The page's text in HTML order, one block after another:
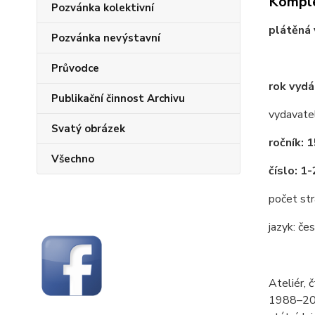
Pozvánka kolektivní
Pozvánka nevýstavní
Průvodce
Publikační činnost Archivu
Svatý obrázek
Všechno
plátěná
rok
ročník:
číslo: 1-
počet
jazyk:
Ateliér,